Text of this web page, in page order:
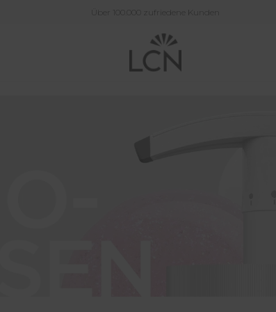
Über 100.000 zufriedene Kunden